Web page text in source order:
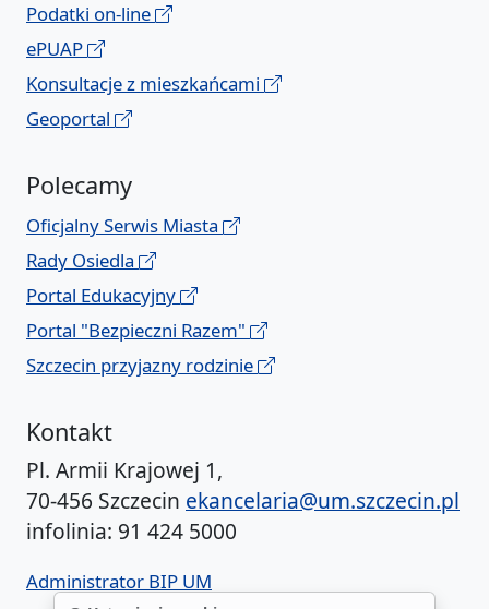
Podatki on-line
ePUAP
Konsultacje z mieszkańcami
Geoportal
Polecamy
Oficjalny Serwis Miasta
Rady Osiedla
Portal Edukacyjny
Portal "Bezpieczni Razem"
Szczecin przyjazny rodzinie
Kontakt
Pl. Armii Krajowej 1,
70-456 Szczecin ekancelaria@um.szczecin.pl
infolinia: 91 424 5000
Administrator BIP UM